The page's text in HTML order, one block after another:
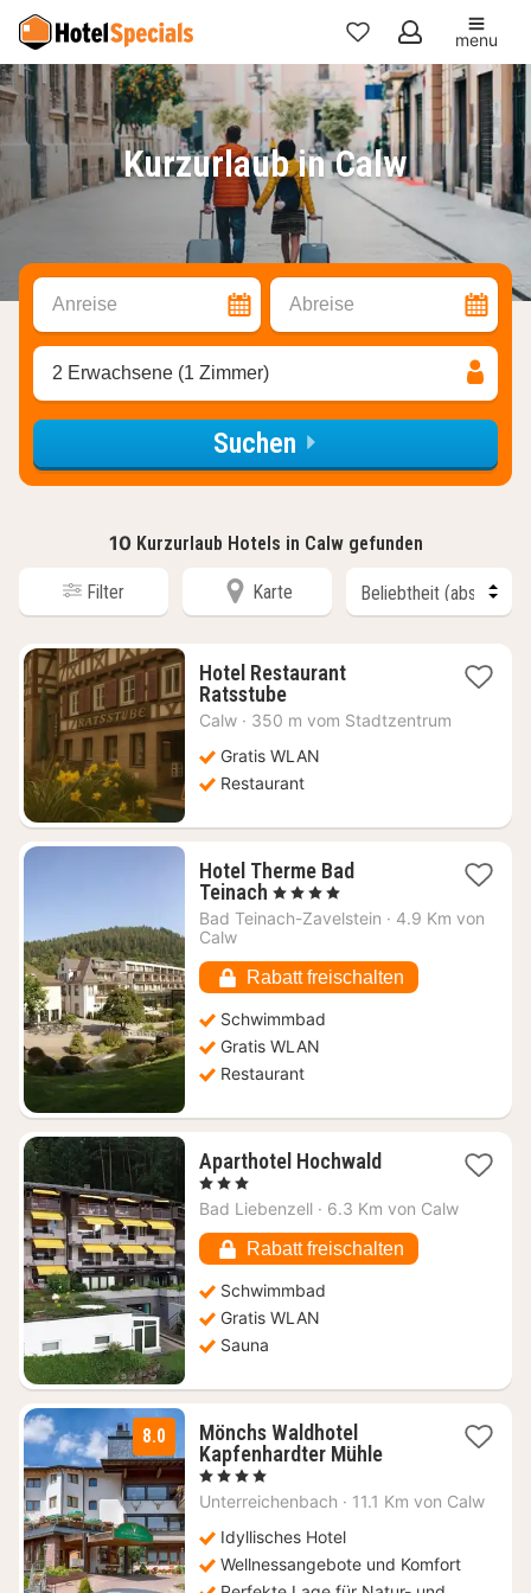
Meine
Favoriten
menu
Kurzurlaub in Calw
Anreise Abreise
2 Erwachsene (1 Zimmer)
Suchen
10 Kurzurlaub Hotels in Calw gefunden
Filter Karte
Hotel Restaurant
Ratsstube1
Nacht
119,29
€
Calw · 350 m vom Stadtzentrum
Gratis WLAN
Restaurant
Hotel Therme Bad
Teinach 1
Nacht
€
, 4 Sterne
Bad Teinach-Zavelstein · 4.9 Km von
Calw
Rabatt freischalten
Schwimmbad
Gratis WLAN
Restaurant
Aparthotel Hochwald1
ab
€
, 3 Sterne
Bad Liebenzell · 6.3 Km von Calw
Rabatt freischalten
Schwimmbad
Gratis WLAN
Sauna
8.0
Mönchs Waldhotel
Kapfenhardter Mühle2
ab
, 4 Sterne
Unterreichenbach · 11.1 Km von Calw
Idyllisches Hotel
Wellnessangebote und Komfort